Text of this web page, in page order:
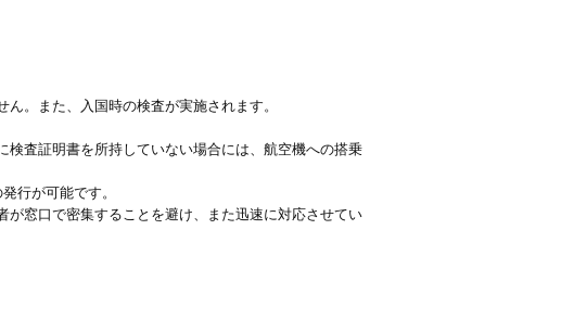
。また、入国時の検査が実施されます。
査証明書を所持していない場合には、航空機への搭乗
行が可能です。
窓口で密集することを避け、また迅速に対応させてい